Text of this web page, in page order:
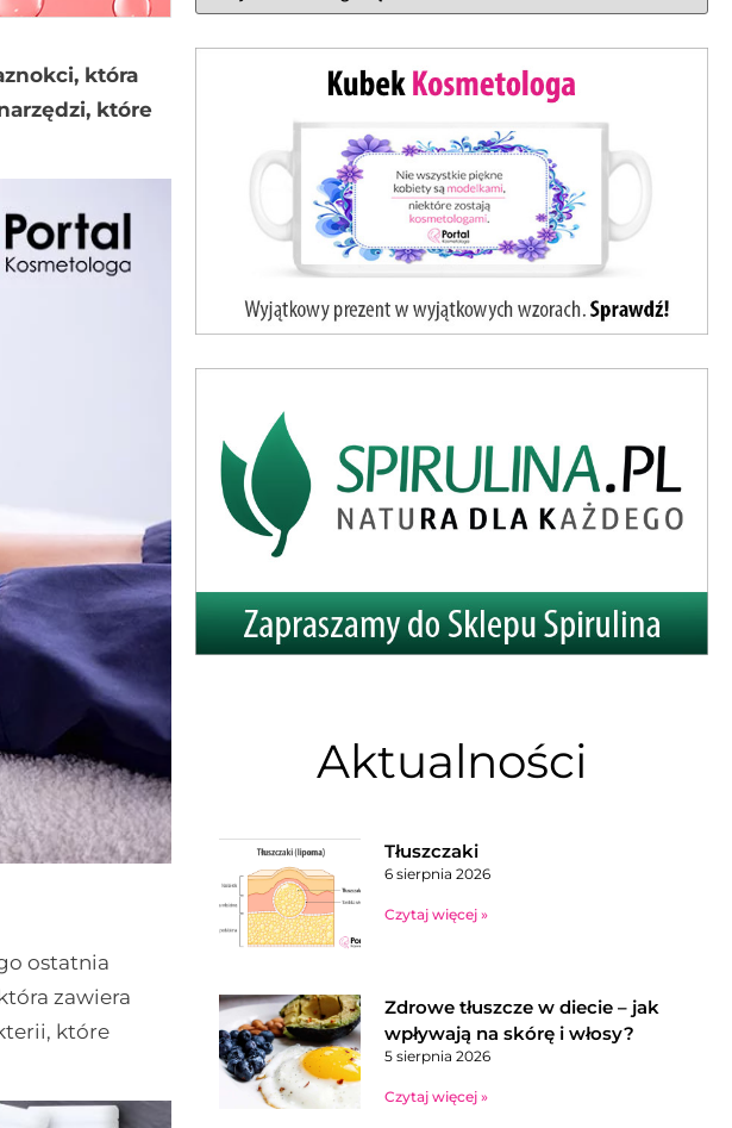
która
które
ostatnia
zawiera
które
Aktualności
Tłuszczaki
6 sierpnia 2026
Czytaj więcej »
Zdrowe tłuszcze w diecie – jak
wpływają na skórę i włosy?
5 sierpnia 2026
Czytaj więcej »